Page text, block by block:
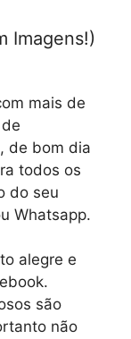
Imagens!)
mais de
de bom dia
todos os
do seu
Whatsapp.
alegre e
são
não